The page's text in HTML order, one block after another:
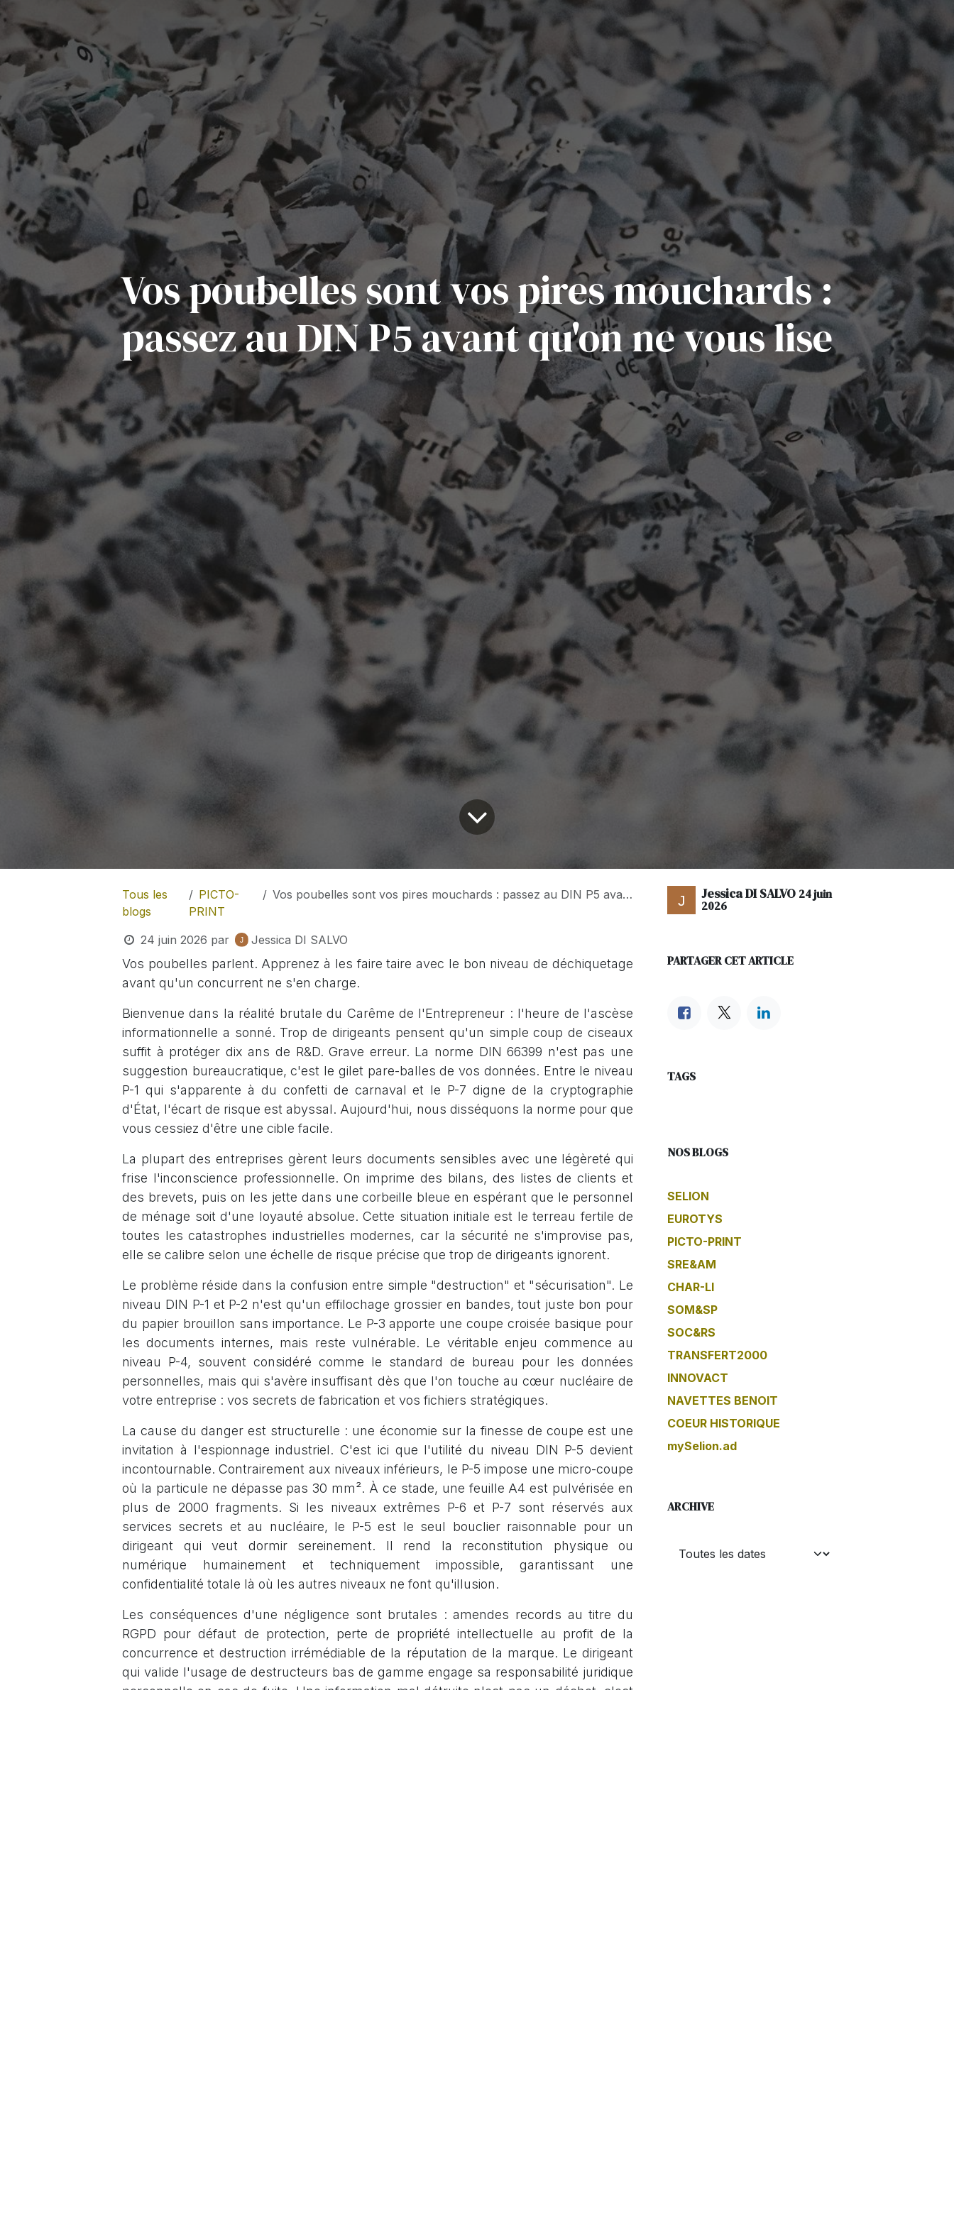
Vos poubelles sont vos pires mouchards :
passez au DIN P5 avant qu'on ne vous lise
Tous les
blogs
PICTO-
PRINT
Vos poubelles sont vos pires mouchards : passez au DIN P5 avant qu'on ne vous lise
24 juin 2026 par Jessica DI SALVO
Vos poubelles parlent. Apprenez à les faire taire avec le bon niveau de déchiquetage
avant qu'un concurrent ne s'en charge.
Bienvenue dans la réalité brutale du Carême de l'Entrepreneur : l'heure de l'ascèse
informationnelle a sonné. Trop de dirigeants pensent qu'un simple coup de ciseaux
suffit à protéger dix ans de R&D. Grave erreur. La norme DIN 66399 n'est pas une
suggestion bureaucratique, c'est le gilet pare-balles de vos données. Entre le niveau
P-1 qui s'apparente à du confetti de carnaval et le P-7 digne de la cryptographie
d'État, l'écart de risque est abyssal. Aujourd'hui, nous disséquons la norme pour que
vous cessiez d'être une cible facile.
La plupart des entreprises gèrent leurs documents sensibles avec une légèreté qui
frise l'inconscience professionnelle. On imprime des bilans, des listes de clients et
des brevets, puis on les jette dans une corbeille bleue en espérant que le personnel
de ménage soit d'une loyauté absolue. Cette situation initiale est le terreau fertile de
toutes les catastrophes industrielles modernes, car la sécurité ne s'improvise pas,
elle se calibre selon une échelle de risque précise que trop de dirigeants ignorent.
Le problème réside dans la confusion entre simple "destruction" et "sécurisation". Le
niveau DIN P-1 et P-2 n'est qu'un effilochage grossier en bandes, tout juste bon pour
du papier brouillon sans importance. Le P-3 apporte une coupe croisée basique pour
les documents internes, mais reste vulnérable. Le véritable enjeu commence au
niveau P-4, souvent considéré comme le standard de bureau pour les données
personnelles, mais qui s'avère insuffisant dès que l'on touche au cœur nucléaire de
votre entreprise : vos secrets de fabrication et vos fichiers stratégiques.
La cause du danger est structurelle : une économie sur la finesse de coupe est une
invitation à l'espionnage industriel. C'est ici que l'utilité du niveau DIN P-5 devient
incontournable. Contrairement aux niveaux inférieurs, le P-5 impose une micro-coupe
où la particule ne dépasse pas 30 mm². À ce stade, une feuille A4 est pulvérisée en
plus de 2000 fragments. Si les niveaux extrêmes P-6 et P-7 sont réservés aux
services secrets et au nucléaire, le P-5 est le seul bouclier raisonnable pour un
dirigeant qui veut dormir sereinement. Il rend la reconstitution physique ou
numérique humainement et techniquement impossible, garantissant une
confidentialité totale là où les autres niveaux ne font qu'illusion.
Les conséquences d'une négligence sont brutales : amendes records au titre du
RGPD pour défaut de protection, perte de propriété intellectuelle au profit de la
concurrence et destruction irrémédiable de la réputation de la marque. Le dirigeant
qui valide l'usage de destructeurs bas de gamme engage sa responsabilité juridique
personnelle en cas de fuite. Une information mal détruite n'est pas un déchet, c'est
Jessica DI SALVO 24 juin
2026
PARTAGER CET ARTICLE
TAGS
NOS BLOGS
SELION
EUROTYS
PICTO-PRINT
SRE&AM
CHAR-LI
SOM&SP
SOC&RS
TRANSFERT2000
INNOVACT
NAVETTES BENOIT
COEUR HISTORIQUE
mySelion.ad
ARCHIVE